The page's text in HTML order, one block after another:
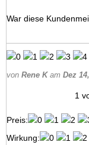
War diese
von Rene Kam Dez
1
Preis:
Wirkung: